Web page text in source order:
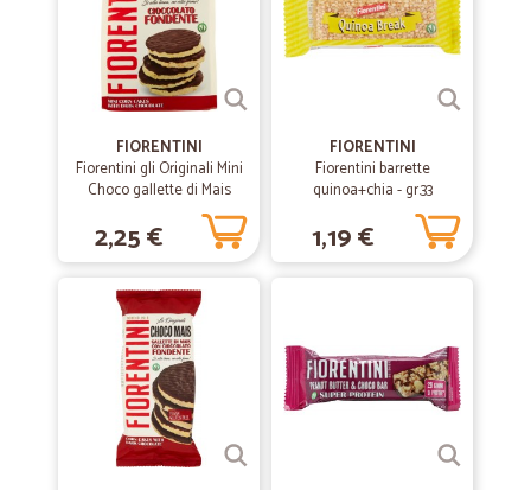
—Francesco P.
Purtroppo i prezzi dei prodotti sono un…
31/03/2020
Nicoletta I.
Ottimo servizio soprattutto in questo…
Ottimo servizio soprattutto in questo periodo complicato .
31/03/2020
—Karlheinz G.
perfetto, sempre veloci e prezzi ottimi
FIORENTINI
Fiorentini gli Originali Mini
Choco gallette di Mais
Cioccolato Fondente 60 gr.
2,25 €
FIORENTINI
Fiorentini barrette
quinoa+chia - gr.33
1,19 €